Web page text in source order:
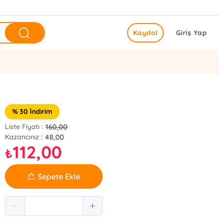
Giriş Yap
Kaydol
% 30 İndirim
Liste Fiyatı : 160,00
Kazancınız : 48,00
₺112,00
Sepete Ekle